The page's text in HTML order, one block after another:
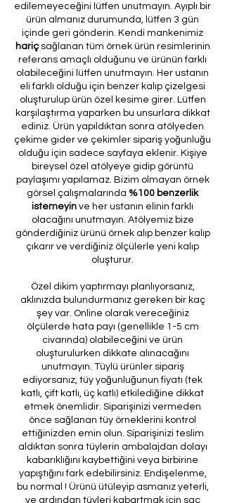
edilemeyeceğini lütfen unutmayın. Ayıplı bir
ürün almanız durumunda, lütfen 3 gün
içinde geri gönderin. Kendi mankenimiz
hariçsağlanan tüm örnek ürün resimlerinin
referans amaçlı olduğunu ve ürünün farklı
olabileceğini lütfen unutmayın. Her ustanın
eli farklı olduğu için benzer kalıp çizelgesi
oluşturulup ürün özel kesime girer. Lütfen
karşılaştırma yaparken bu unsurlara dikkat
ediniz. Ürün yapıldıktan sonra atölyeden
çekime gider ve çekimler sipariş yoğunluğu
olduğu için sadece sayfaya eklenir. Kişiye
bireysel özel atölyeye gidip görüntü
paylaşımı yapılamaz. Bizim olmayan örnek
görsel çalışmalarında %100 benzerlik
istemeyin ve her ustanın elinin farklı
olacağını unutmayın. Atölyemiz bize
gönderdiğiniz ürünü örnek alıp benzer kalıp
çıkarır ve verdiğiniz ölçülerle yeni kalıp
oluşturur.
Özel dikim yaptırmayı planlıyorsanız,
aklınızda bulundurmanız gereken bir kaç
şey var. Online olarak vereceğiniz
ölçülerde hata payı (genellikle 1-5 cm
civarında) olabileceğini ve ürün
oluşturulurken dikkate alınacağını
unutmayın. Tüylü ürünler sipariş
ediyorsanız, tüy yoğunluğunun fiyatı (tek
katlı, çift katlı, üç katlı) etkilediğine dikkat
etmek önemlidir. Siparişinizi vermeden
önce sağlanan tüy örneklerini kontrol
ettiğinizden emin olun. Siparişinizi teslim
aldıktan sonra tüylerin ambalajdan dolayı
kabarıklığını kaybettiğini veya birbirine
yapıştığını fark edebilirsiniz. Endişelenme,
bu normal ! Ürünü ütüleyip asmanız yeterli,
ve ardından tüyleri kabartmak için saç